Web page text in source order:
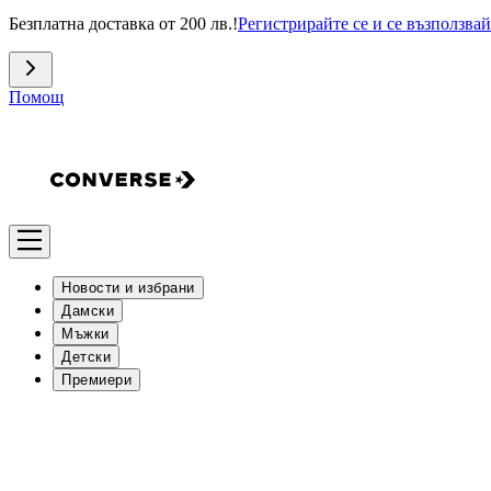
Безплатна доставка от 200 лв.!Регистрирайте се и се
Помощ
Новости и избрани
Дамски
Мъжки
Детски
Премиери